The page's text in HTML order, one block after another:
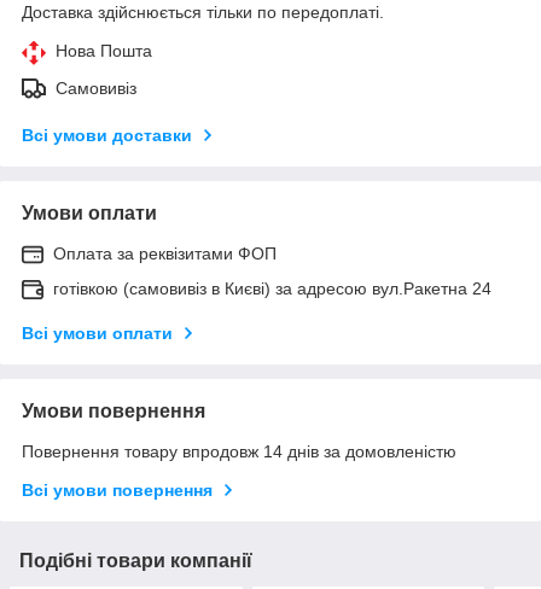
Доставка здійснюється тільки по передоплаті.
Нова Пошта
Самовивіз
Всі умови доставки
Умови оплати
Оплата за реквізитами ФОП
готівкою (самовивіз в Києві) за адресою вул.Ракетна 24
Всі умови оплати
Умови повернення
Повернення товару впродовж 14 днів за домовленістю
Всі умови повернення
Подібні товари компанії